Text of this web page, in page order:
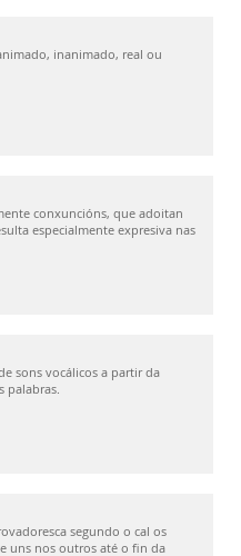
inanimado, real ou
conxuncións, que adoitan
especialmente expresiva nas
sons vocálicos a partir da
palabras.
segundo o cal os
uns nos outros até o fin da